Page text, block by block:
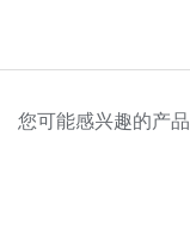
您可能感兴趣的产品